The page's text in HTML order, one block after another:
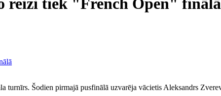
reizi tiek "French Open" finālā
turnīrs. Šodien pirmajā pusfinālā uzvarēja vācietis Aleksandrs